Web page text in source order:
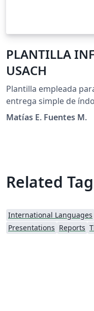
PLANTILLA
USACH
Plantilla empleada
entrega simple de
Matías E. Fuentes M.
Related
International Languages
Presentations Reports